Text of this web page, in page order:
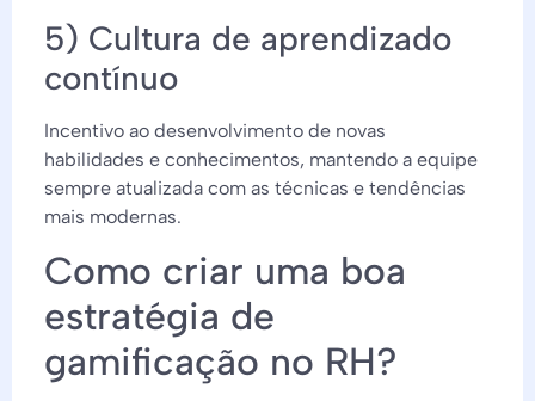
5) Cultura de aprendizado
contínuo
Incentivo ao desenvolvimento de novas
habilidades e conhecimentos, mantendo a equipe
sempre atualizada com as técnicas e tendências
mais modernas.
Como criar uma boa
estratégia de
gamificação no RH?